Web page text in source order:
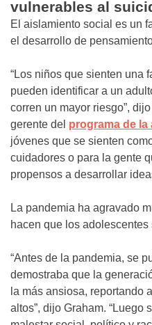
vulnerables al
El aislamiento social es un
el desarrollo de
“Los niños que sienten una
pueden identificar a un
corren un mayor riesgo”,
gerente del programa de la
jóvenes que se sienten
cuidadores o para la gente
propensos a desarrollar
La pandemia ha agravado
hacen que los
“Antes de la pandemia, se
demostraba que la
la más ansiosa, reportando
altos”, dijo Graham. “Luego